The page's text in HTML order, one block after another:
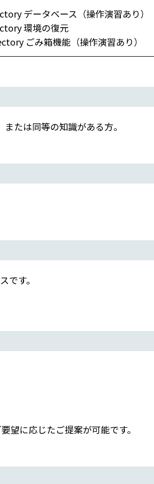
データベース（操作演習あり）
環境の復元
ごみ箱機能（操作演習あり）
たは同等の知識がある方。
です。
に応じたご提案が可能です。